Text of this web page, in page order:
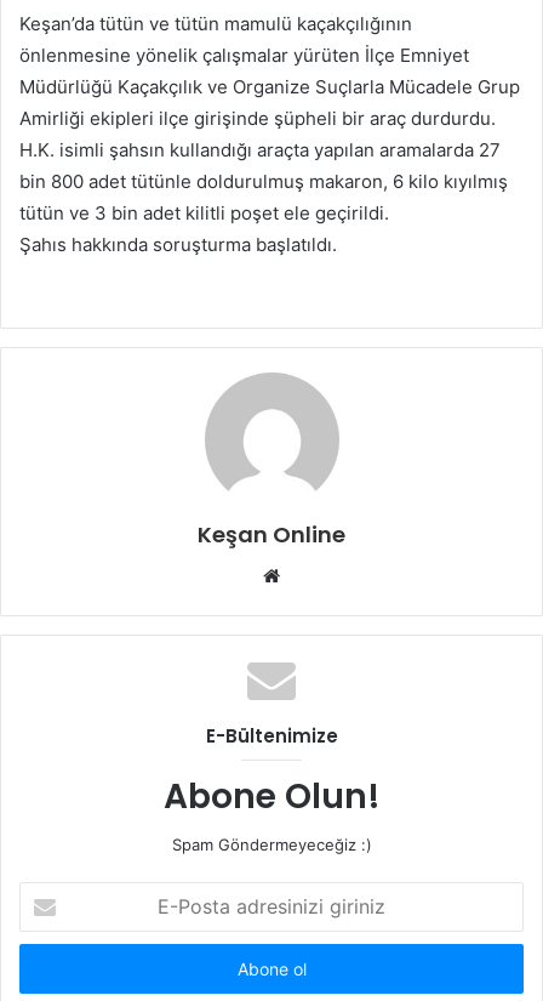
Keşan’da tütün ve tütün mamulü kaçakçılığının
önlenmesine yönelik çalışmalar yürüten İlçe Emniyet
Müdürlüğü Kaçakçılık ve Organize Suçlarla Mücadele Grup
Amirliği ekipleri ilçe girişinde şüpheli bir araç durdurdu.
H.K. isimli şahsın kullandığı araçta yapılan aramalarda 27
bin 800 adet tütünle doldurulmuş makaron, 6 kilo kıyılmış
tütün ve 3 bin adet kilitli poşet ele geçirildi.
Şahıs hakkında soruşturma başlatıldı.
Keşan Online
Web
E-Bültenimize
Abone Olun!
Spam Göndermeyeceğiz :)
Posta
adresinizi